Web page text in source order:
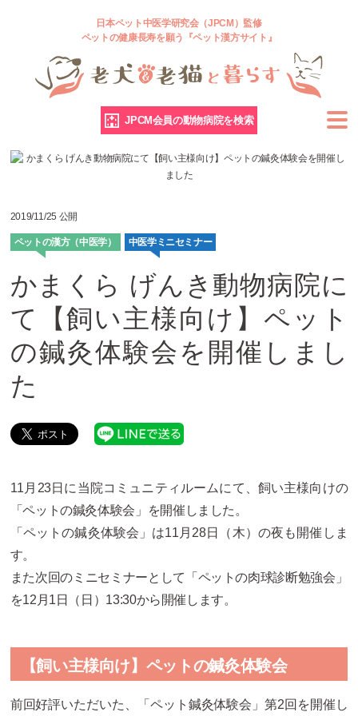
日本ペット中医学研究会（JPCM）監修
ペットの健康長寿を願う『ペット漢方サイト』
JPCM会員の動物病院を検索
2019/11/25 公開
ペットの漢方（中医学） 中医学ミニセミナー
かまくら げんき動物病院に
て【飼い主様向け】ペット
の鍼灸体験会を開催しまし
た
11月23日に当院コミュニティルームにて、飼い主様向けの
「ペットの鍼灸体験会」を開催しました。
「ペットの鍼灸体験会」は11月28日（木）の夜も開催しま
す。
また次回のミニセミナーとして「ペットの肉球診断勉強会」
を12月1日（日）13:30から開催します。
【飼い主様向け】ペットの鍼灸体験会
前回好評いただいた、「ペット鍼灸体験会」第2回を開催し